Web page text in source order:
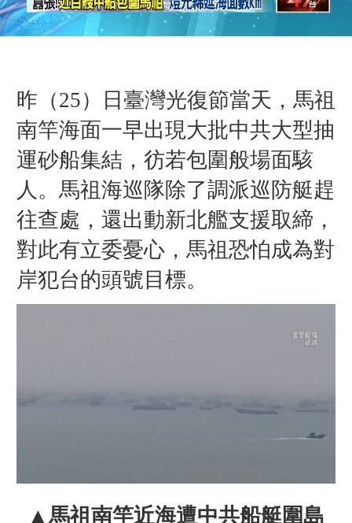
昨（25）日臺灣光復節當天，馬祖
南竿海面一早出現大批中共大型抽
運砂船集結，彷若包圍般場面駭
人。馬祖海巡隊除了調派巡防艇趕
往查處，還出動新北艦支援取締，
對此有立委憂心，馬祖恐怕成為對
岸犯台的頭號目標。
▲馬祖南竿近海遭中共船艇圍島